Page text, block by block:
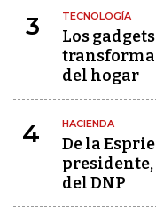
3 TECNOLOGÍA
Los
del hogar
4 HACIENDA
De la
del DNP